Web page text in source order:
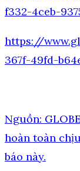
f332-4ceb-
https://
367f-49fd-
Nguồn:
hoàn toàn
báo này.